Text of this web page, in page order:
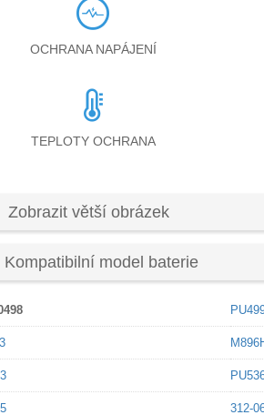
OCHRANA NAPÁJENÍ
TEPLOTY OCHRANA
Zobrazit větší obrázek
Kompatibilní model baterie
312-